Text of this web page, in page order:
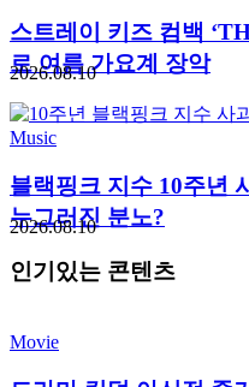
스트레이 키즈 컴백
로 여름 가요계 장악
2026.08.10
Music
블랙핑크 지수 10주년
누그러진 분노?
2026.08.10
인기있는 콘텐츠
Movie